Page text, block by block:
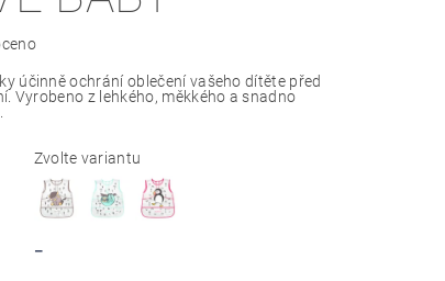
účinně ochrání oblečení vašeho dítěte před
Vyrobeno z lehkého, měkkého a snadno
Zvolte variantu
–